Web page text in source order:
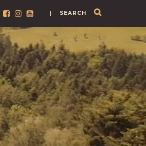
| SEARCH